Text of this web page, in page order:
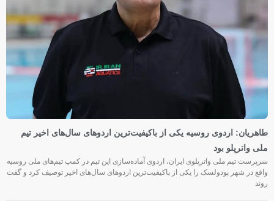
طاهریان: اردوی روسیه یکی از باکیفیت‌ترین اردوهای سال‌های اخیر تیم
ملی واترپلو بود
سرپرست تیم ملی واترپلوی ایران، اردوی آماده‌سازی این تیم در کمپ تیم‌های ملی روسیه
واقع در شهر پودولسک را یکی از باکیفیت‌ترین اردوهای سال‌های اخیر توصیف کرد و گفت
روند